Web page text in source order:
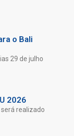
o Bali
29 de julho
2026
realizado